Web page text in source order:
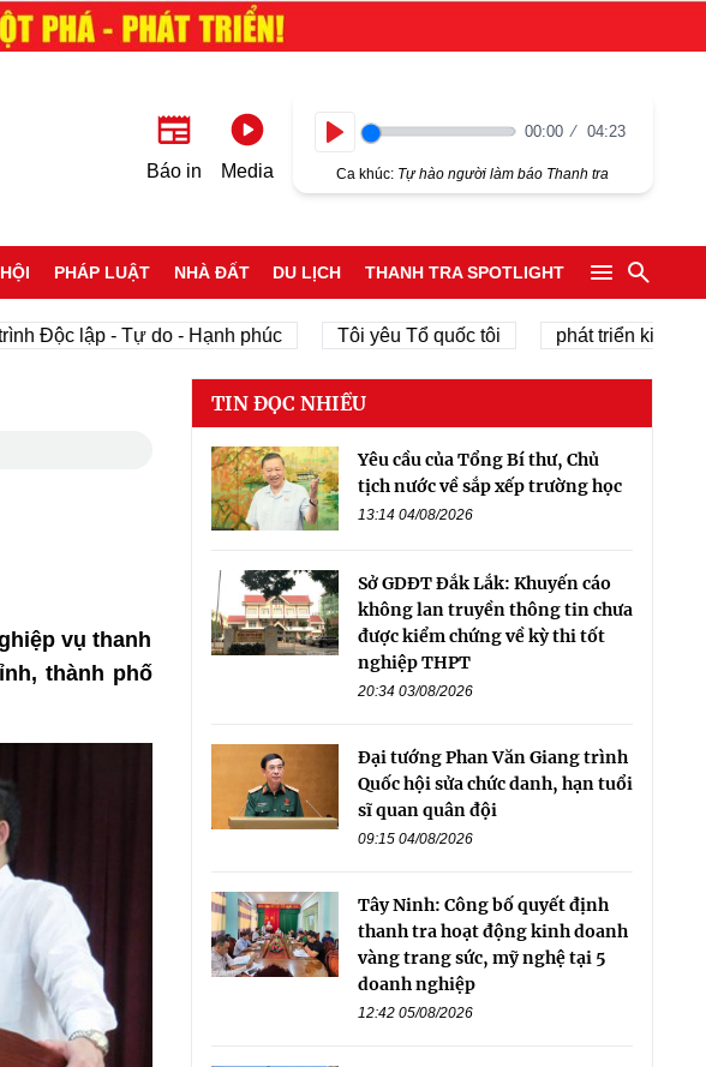
Báo in Media
00:00 04:23
Ca khúc: Tự hào người làm báo Thanh tra
PHÁP LUẬT NHÀ ĐẤT DU LỊCH THANH TRA SPOTLIGHT
lập - Tự do - Hạnh phúc Tôi yêu Tổ quốc tôi phát triển kinh tế tư nhân
vụ thanh
thành phố
TIN ĐỌC NHIỀU
Yêu cầu của Tổng Bí thư, Chủ
tịch nước về sắp xếp trường học
13:14 04/08/2026
Sở GDĐT Đắk Lắk: Khuyến cáo
không lan truyền thông tin chưa
được kiểm chứng về kỳ thi tốt
nghiệp THPT
20:34 03/08/2026
Đại tướng Phan Văn Giang trình
Quốc hội sửa chức danh, hạn tuổi
sĩ quan quân đội
09:15 04/08/2026
Tây Ninh: Công bố quyết định
thanh tra hoạt động kinh doanh
vàng trang sức, mỹ nghệ tại 5
doanh nghiệp
12:42 05/08/2026